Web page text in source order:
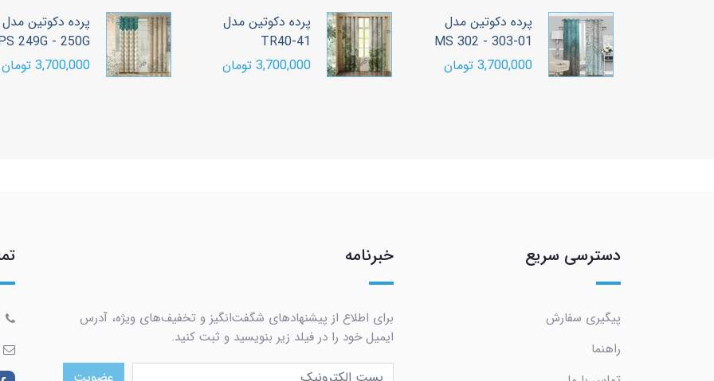
پرده دکوتین مدل
MS 302 - 303-01
3,700,000 تومان
پرده دکوتین مدل
TR40-41
3,700,000 تومان
پرده دکوتین مدل
249G - 250G
3,700,000 تومان
دسترسی سریع
پیگیری سفارش
راهنما
خبرنامه
برای اطلاع از پیشنهادهای شگفت‌انگیز و تخفیف‌های ویژه، آدرس
ایمیل خود را در فیلد زیر بنویسید و ثبت کنید.